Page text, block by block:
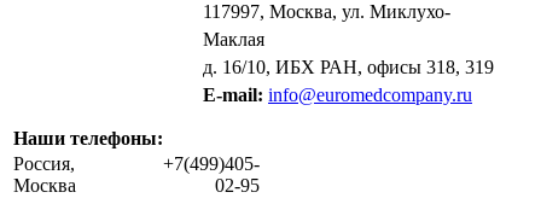
117997, Москва, ул. Миклухо-
Маклая
д. 16/10, ИБХ РАН, офисы 318, 319
E-mail: info@euromedcompany.ru
Наши телефоны:
Россия,
Москва
+7(499)405-
02-95